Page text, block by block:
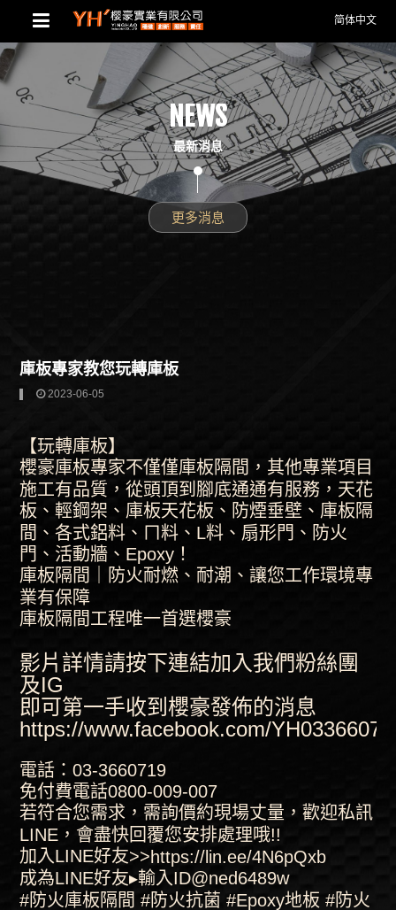
简体中文
NEWS
最新消息
更多消息
庫板專家教您玩轉庫板
2023-06-05
【玩轉庫板】
櫻豪庫板專家不僅僅庫板隔間，其他專業項目
施工有品質，從頭頂到腳底通通有服務，天花
板、輕鋼架、庫板天花板、防煙垂壁、庫板隔
間、各式鋁料、ㄇ料、L料、扇形門、防火
門、活動牆、Epoxy！
庫板隔間｜防火耐燃、耐潮、讓您工作環境專
業有保障
庫板隔間工程唯一首選櫻豪
影片詳情請按下連結加入我們粉絲團
及IG
即可第一手收到櫻豪發佈的消息
https://www.facebook.com/
電話：03-3660719
免付費電話0800-009-007
若符合您需求，需詢價約現場丈量，歡迎私訊
LINE，會盡快回覆您安排處理哦!!
加入LINE好友>>https://lin.ee/4N6pQxb
成為LINE好友▸輸入ID@ned6489w
#防火庫板隔間 #防火抗菌 #Epoxy地板 #防火